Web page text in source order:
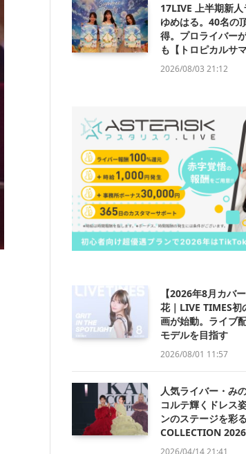
17LIVE 上半期新
ゆめはる。40名の
得。プロライバー
も【トロピカルサ
2026/08/03 21:12
【2026年8月カバ
花｜LIVE TIMES
画が始動。ライブ
モデルを目指す
2026/08/01 11:57
人気ライバー・み
コルテ輝くドレス
ンのステージを彩
COLLECTION 2026
2026/04/14 21:41